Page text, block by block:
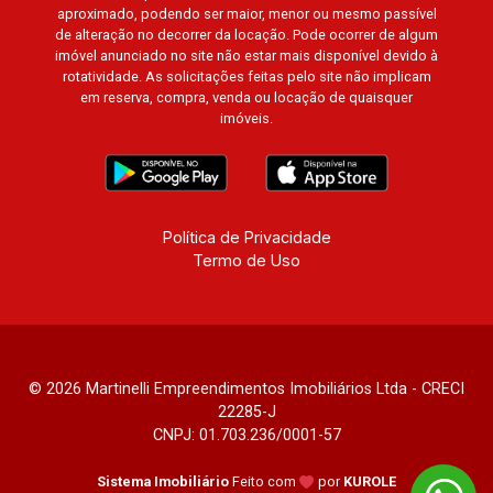
aproximado, podendo ser maior, menor ou mesmo passível
de alteração no decorrer da locação. Pode ocorrer de algum
imóvel anunciado no site não estar mais disponível devido à
rotatividade. As solicitações feitas pelo site não implicam
em reserva, compra, venda ou locação de quaisquer
imóveis.
Política de Privacidade
Termo de Uso
© 2026 Martinelli Empreendimentos Imobiliários Ltda - CRECI
22285-J
CNPJ: 01.703.236/0001-57
Sistema Imobiliário Feito com por KUROLE